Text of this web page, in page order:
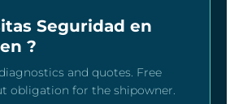
Seguridad en
?
and quotes. Free
obligation for the shipowner.